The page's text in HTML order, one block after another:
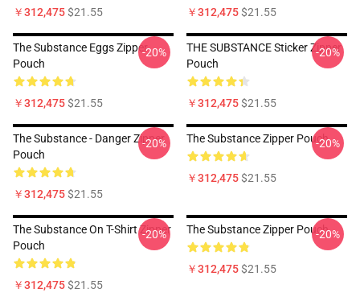
￥312,475$21.55 ￥312,475$21.55
The Substance Eggs Zipper
Pouch
￥312,475$21.55
-20%
THE SUBSTANCE Sticker Zipper
Pouch
￥312,475$21.55
-20%
The Substance - Danger Zipper
Pouch
￥312,475$21.55
-20% The Substance Zipper Pouch
￥312,475$21.55
-20%
The Substance On T-Shirt Zipper
Pouch
￥312,475$21.55
-20% The Substance Zipper Pouch
￥312,475$21.55
-20%